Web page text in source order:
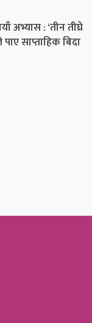
अभ्यास : ‘तीन तीघ्रे
पाए साप्ताहिक बिदा